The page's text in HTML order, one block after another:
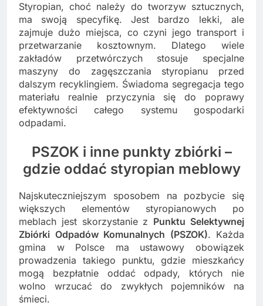
Styropian, choć należy do tworzyw sztucznych,
ma swoją specyfikę. Jest bardzo lekki, ale
zajmuje dużo miejsca, co czyni jego transport i
przetwarzanie kosztownym. Dlatego wiele
zakładów przetwórczych stosuje specjalne
maszyny do zagęszczania styropianu przed
dalszym recyklingiem. Świadoma segregacja tego
materiału realnie przyczynia się do poprawy
efektywności całego systemu gospodarki
odpadami.
PSZOK i inne punkty zbiórki –
gdzie oddać styropian meblowy
Najskuteczniejszym sposobem na pozbycie się
większych elementów styropianowych po
meblach jest skorzystanie z Punktu Selektywnej
Zbiórki Odpadów Komunalnych (PSZOK). Każda
gmina w Polsce ma ustawowy obowiązek
prowadzenia takiego punktu, gdzie mieszkańcy
mogą bezpłatnie oddać odpady, których nie
wolno wrzucać do zwykłych pojemników na
śmieci.